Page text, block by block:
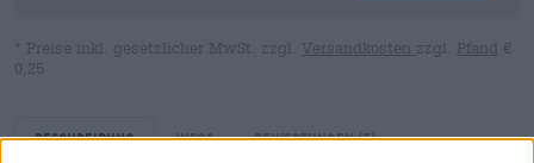
* Preise inkl. gesetzlicher MwSt. zzgl. Versandkosten zzgl. Pfand €
0,25
Beschreibung Infos Bewertungen(3)